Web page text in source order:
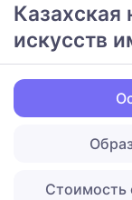
Казахская
искусств
Стоимость